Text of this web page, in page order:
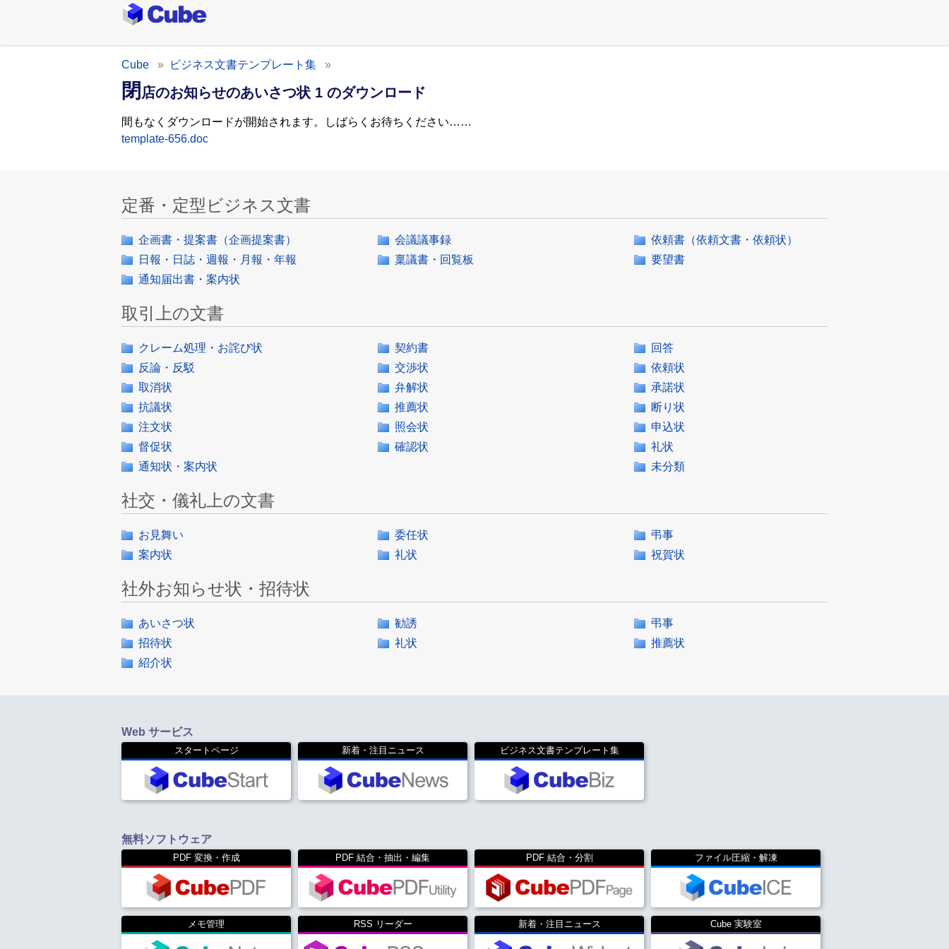
Cube ビジネス文書テンプレート集
閉 店のお知らせのあいさつ状 1 のダウンロード
間もなくダウンロードが開始されます。しばらくお待ちください……
template-656.doc
定番・定型ビジネス文書
企画書・提案書（企画提案書） 会議議事録
依頼書（依頼文書・依頼状）
日報・日誌・週報・月報・年報
稟議書・回覧板
要望書
通知届出書・案内状
取引上の文書
クレーム処理・お詫び状 契約書
回答
反論・反駁
交渉状
依頼状
取消状
弁解状
承諾状
抗議状
推薦状
断り状
注文状
照会状
申込状
督促状
確認状
礼状
通知状・案内状
未分類
社交・儀礼上の文書
お見舞い 委任状
弔事
案内状
礼状 祝賀状
社外お知らせ状・招待状
あいさつ状 勧誘
弔事
招待状
礼状
推薦状
紹介状
Web サービス
スタートページ 新着・注目ニュース ビジネス文書テンプレート集
無料ソフトウェア
PDF 変換・作成 PDF 結合・抽出・編集 PDF 結合・分割 ファイル圧縮・解凍
メモ管理 RSS リーダー 新着・注目ニュース Cube 実験室